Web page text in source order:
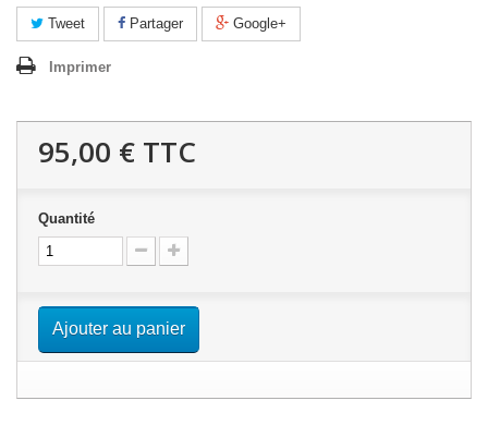
Tweet Partager Google+
Imprimer
95,00 € TTC
Quantité
Ajouter au panier